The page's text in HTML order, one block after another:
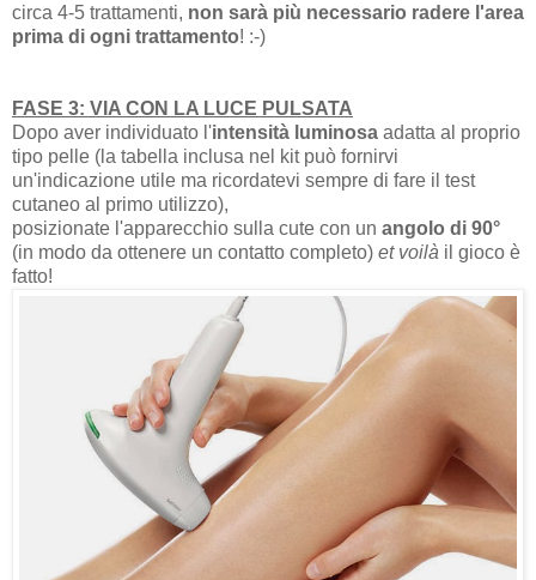
circa 4-5 trattamenti, non sarà più necessario radere l'area
prima di ogni trattamento! :-)
FASE 3: VIA CON LA LUCE PULSATA
Dopo aver individuato l'intensità luminosa adatta al proprio
tipo pelle (la tabella inclusa nel kit può fornirvi
un'indicazione utile ma ricordatevi sempre di fare il test
cutaneo al primo utilizzo),
posizionate l'apparecchio sulla cute con un angolo di 90°
(in modo da ottenere un contatto completo) et voilà il gioco è
fatto!